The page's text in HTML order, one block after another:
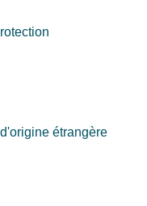
étrangère